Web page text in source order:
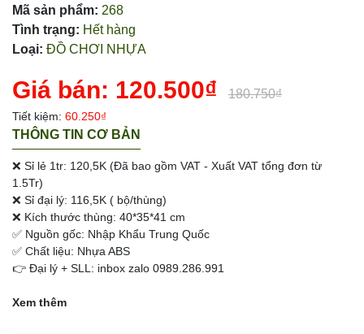
Mã sản phẩm: 268
Tình trạng: Hết hàng
Loại: ĐỒ CHƠI NHỰA
Giá bán: 120.500₫ 180.750₫
Tiết kiệm: 60.250₫
THÔNG TIN CƠ BẢN
❌ Sỉ lẻ 1tr: 120,5K (Đã bao gồm VAT - Xuất VAT tổng đơn từ
1.5Tr)
❌ Sỉ đại lý: 116,5K ( bộ/thùng)
❌ Kích thước thùng: 40*35*41 cm
✅ Nguồn gốc: Nhập Khẩu Trung Quốc
✅ Chất liệu: Nhựa ABS
👉 Đại lý + SLL: inbox zalo 0989.286.991
Xem thêm